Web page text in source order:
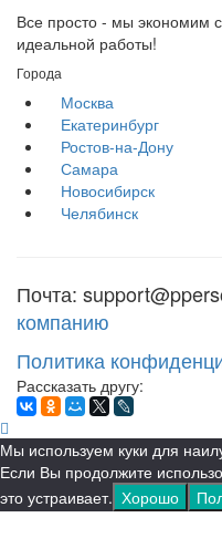
Все просто - мы экономим
идеальной работы!
Города
Москва
Екатеринбург
Ростов-на-Дону
Самара
Новосибирск
Челябинск
Почта:
компанию
Политика
Рассказать другу:
Мы используем куки для
Если Вы продолжите
это устраивает. Хорошо